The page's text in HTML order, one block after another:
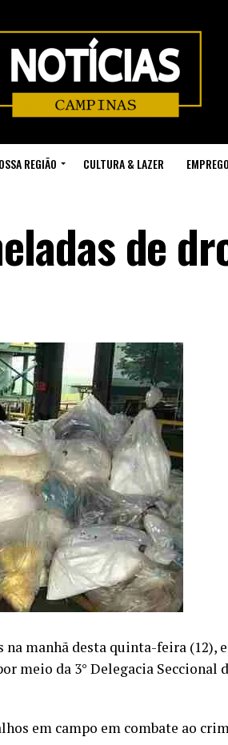
REGIÃO CULTURA & LAZER EMPREGO
de
na manhã desta quinta-feira (12),
meio da 3° Delegacia Seccional
em campo em combate ao